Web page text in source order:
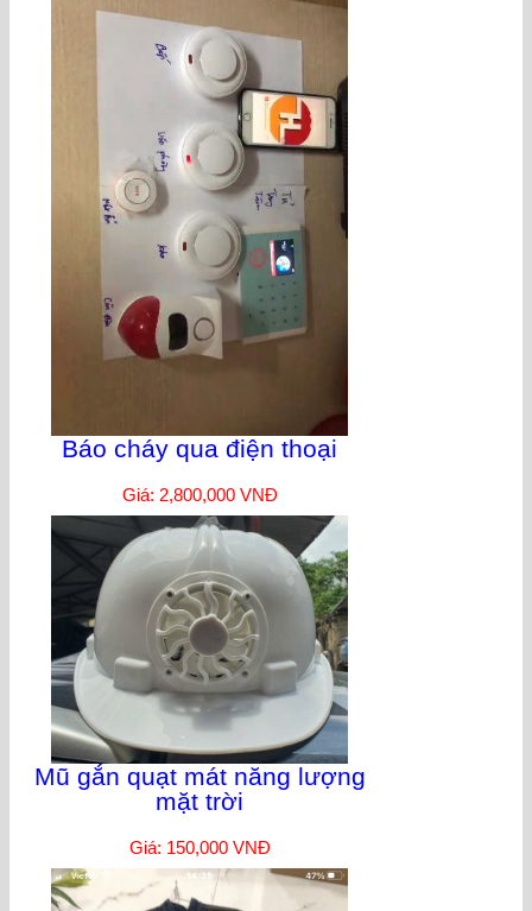
Báo cháy qua điện thoại
Giá: 2,800,000 VNĐ
Mũ gắn quạt mát năng lượng
mặt trời
Giá: 150,000 VNĐ